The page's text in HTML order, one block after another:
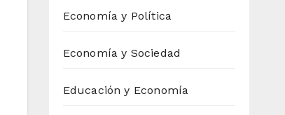
Economía y Política
Economía y Sociedad
Educación y Economía